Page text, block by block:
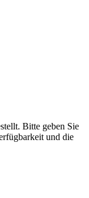
Bitte geben Sie
und die